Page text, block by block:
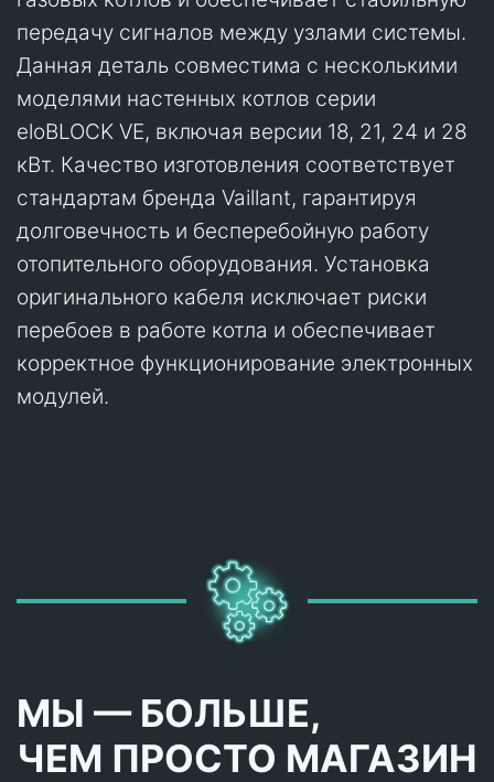
передачу сигналов между узлами системы.
Данная деталь совместима с несколькими
моделями настенных котлов серии
eloBLOCK VE, включая версии 18, 21, 24 и 28
кВт. Качество изготовления соответствует
стандартам бренда Vaillant, гарантируя
долговечность и бесперебойную работу
отопительного оборудования. Установка
оригинального кабеля исключает риски
перебоев в работе котла и обеспечивает
корректное функционирование электронных
модулей.
МЫ — БОЛЬШЕ,
ЧЕМ ПРОСТО МАГАЗИН